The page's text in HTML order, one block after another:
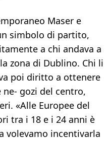
Maser e
simbolo di partito,
a chi andava a
zona di Dublino. Chi li
poi diritto a ottenere
gozi del centro,
«Alle Europee del
tra i 18 e i 24 anni è
volevamo incentivarla